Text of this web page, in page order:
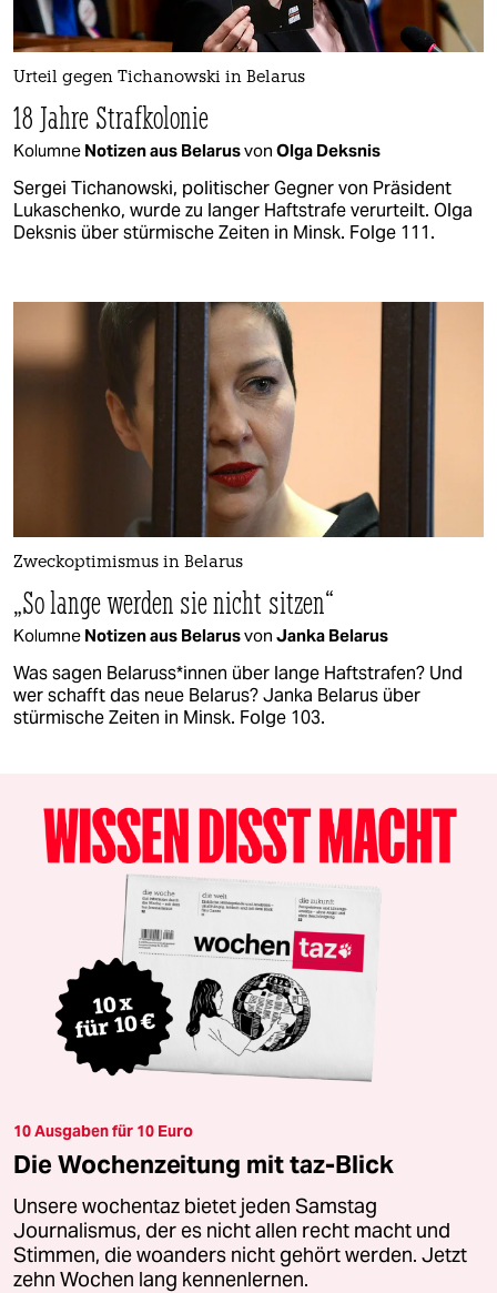
Urteil gegen Tichanowski in Belarus
18 Jahre Strafkolonie
Kolumne Notizen aus Belarusvon Olga Deksnis
Sergei Tichanowski, politischer Gegner von Präsident
Lukaschenko, wurde zu langer Haftstrafe verurteilt. Olga
Deksnis über stürmische Zeiten in Minsk. Folge 111.
Zweckoptimismus in Belarus
„So lange werden sie nicht sitzen“
Kolumne Notizen aus Belarusvon Janka Belarus
Was sagen Be­la­rus­s*in­nen über lange Haftstrafen? Und
wer schafft das neue Belarus? Janka Belarus über
stürmische Zeiten in Minsk. Folge 103.
10 Ausgaben für 10 Euro
Die Wochenzeitung mit taz-Blick
Unsere wochentaz bietet jeden Samstag
Journalismus, der es nicht allen recht macht und
Stimmen, die woanders nicht gehört werden. Jetzt
zehn Wochen lang kennenlernen.